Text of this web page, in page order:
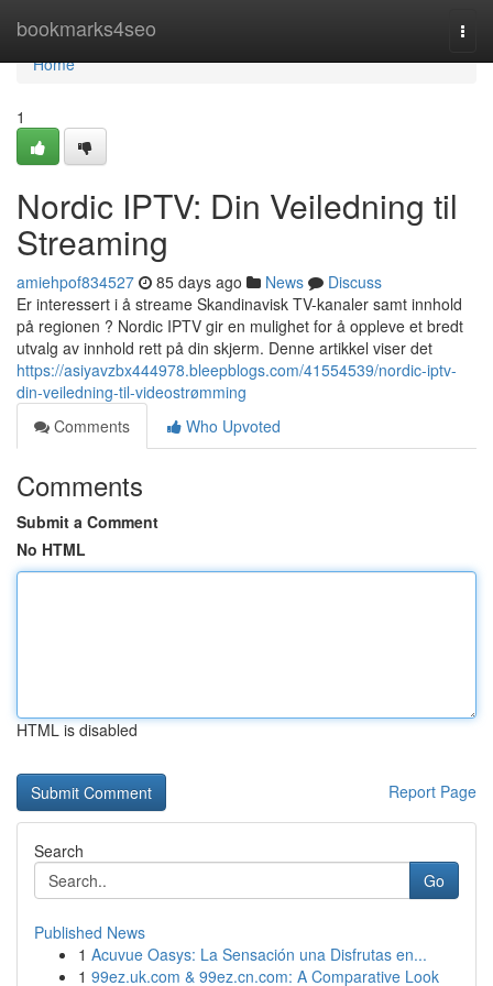
bookmarks4seo
Home
Home
1
Nordic IPTV: Din Veiledning til
Streaming
amiehpof834527 85 days ago News
Discuss
Er interessert i å streame Skandinavisk TV-kanaler samt innhold
på regionen ? Nordic IPTV gir en mulighet for å oppleve et bredt
utvalg av innhold rett på din skjerm. Denne artikkel viser det
https://asiyavzbx444978.bleepblogs.com/41554539/nordic-iptv-
din-veiledning-til-videostrømming
Comments
Who Upvoted
Comments
Submit a Comment
No HTML
HTML is disabled
Report Page
Search
Go
Published News
1 Acuvue Oasys: La Sensación una Disfrutas en...
1 99ez.uk.com & 99ez.cn.com: A Comparative Look